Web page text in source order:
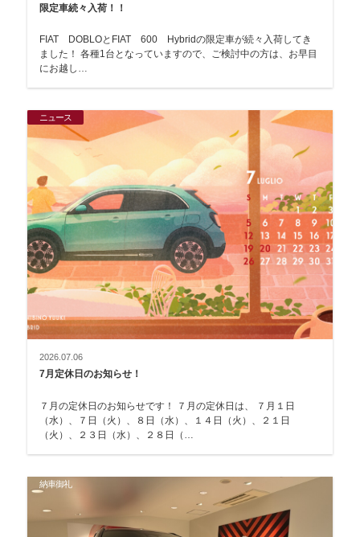
限定車続々入荷！！
FIAT DOBLOとFIAT 600 Hybridの限定車が続々入荷してき
ました！ 各種1台となっていますので、ご検討中の方は、お早目
にお越し…
ニュース
2026.07.06
7月定休日のお知らせ！
７月の定休日のお知らせです！ ７月の定休日は、 ７月１日
（水）、７日（火）、８日（水）、１４日（火）、２１日
（火）、２３日（水）、２８日（…
納車御礼